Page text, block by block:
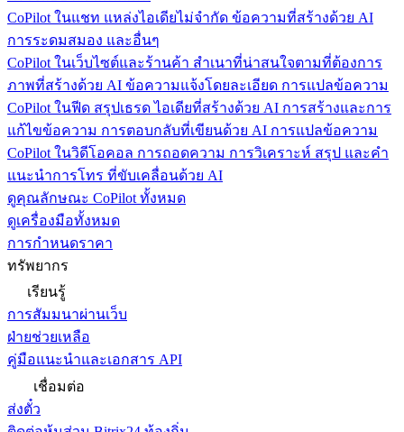
CoPilot ในแชท แหล่งไอเดียไม่จำกัด ข้อความที่สร้างด้วย AI
การระดมสมอง และอื่นๆ
CoPilot ในเว็บไซต์และร้านค้า สำเนาที่น่าสนใจตามที่ต้องการ
ภาพที่สร้างด้วย AI ข้อความแจ้งโดยละเอียด การแปลข้อความ
CoPilot ในฟีด สรุปเธรด ไอเดียที่สร้างด้วย AI การสร้างและการ
แก้ไขข้อความ การตอบกลับที่เขียนด้วย AI การแปลข้อความ
CoPilot ในวิดีโอคอล การถอดความ การวิเคราะห์ สรุป และคำ
แนะนำการโทร ที่ขับเคลื่อนด้วย AI
ดูคุณลักษณะ CoPilot ทั้งหมด
ดูเครื่องมือทั้งหมด
การกำหนดราคา
ทรัพยากร
เรียนรู้
การสัมมนาผ่านเว็บ
ฝ่ายช่วยเหลือ
คู่มือแนะนำและเอกสาร API
เชื่อมต่อ
ส่งตั๋ว